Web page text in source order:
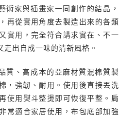
術家與插畫家一同創作的結晶，
再從實用角度去製造出來的各類
實用，完全符合講求實在、不一
出自成一味的清新風格。
質、高成本的亞麻材質混棉質製
，強韌、耐用。使用後直接丟洗
使用熨斗整燙即可恢復平整。肩
常適合家居使用，布包底部加強